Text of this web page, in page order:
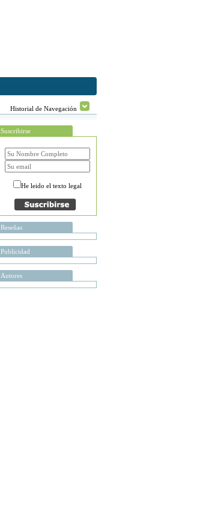
Historial de Navegación
Suscribirse
He leido el texto legal
Reseñas
Publicidad
Autores